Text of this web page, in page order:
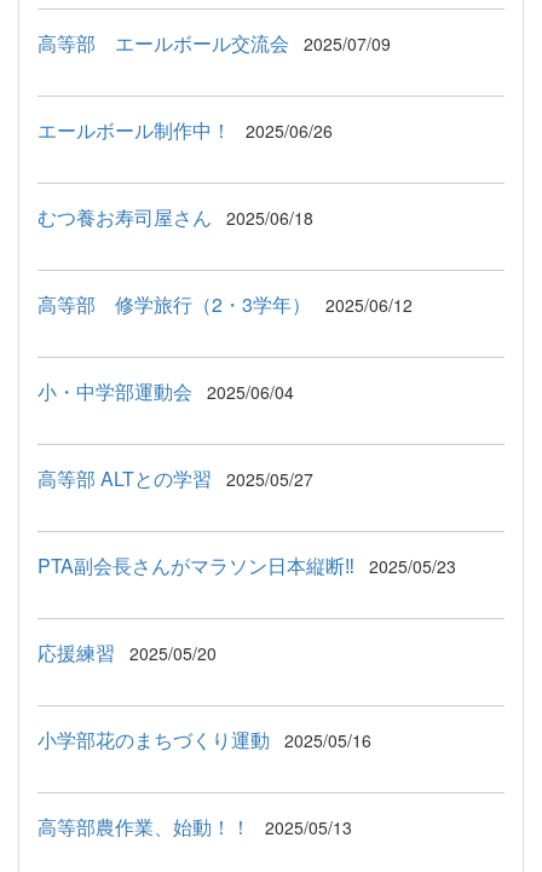
高等部 エールボール交流会 2025/07/09
エールボール制作中！ 2025/06/26
むつ養お寿司屋さん 2025/06/18
高等部 修学旅行（2・3学年） 2025/06/12
小・中学部運動会 2025/06/04
高等部 ALTとの学習 2025/05/27
PTA副会長さんがマラソン日本縦断‼ 2025/05/23
応援練習 2025/05/20
小学部花のまちづくり運動 2025/05/16
高等部農作業、始動！！ 2025/05/13